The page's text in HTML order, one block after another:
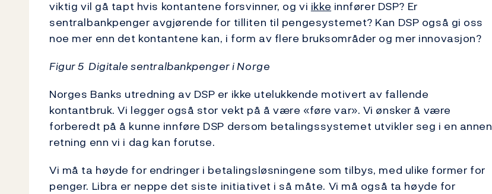
viktig vil gå tapt hvis kontantene forsvinner, og vi ikke innfører DSP? Er
sentralbankpenger avgjørende for tilliten til pengesystemet? Kan DSP også gi oss
noe mer enn det kontantene kan, i form av flere bruksområder og mer innovasjon?
Figur 5 Digitale sentralbankpenger i Norge
Norges Banks utredning av DSP er ikke utelukkende motivert av fallende
kontantbruk. Vi legger også stor vekt på å være «føre var». Vi ønsker å være
forberedt på å kunne innføre DSP dersom betalingssystemet utvikler seg i en annen
retning enn vi i dag kan forutse.
Vi må ta høyde for endringer i betalingsløsningene som tilbys, med ulike former for
penger. Libra er neppe det siste initiativet i så måte. Vi må også ta høyde for